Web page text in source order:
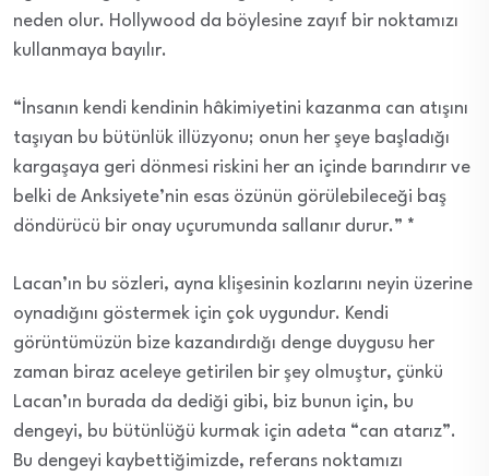
neden olur. Hollywood da böylesine zayıf bir noktamızı
kullanmaya bayılır.
“İnsanın kendi kendinin hâkimiyetini kazanma can atışını
taşıyan bu bütünlük illüzyonu; onun her şeye başladığı
kargaşaya geri dönmesi riskini her an içinde barındırır ve
belki de Anksiyete’nin esas özünün görülebileceği baş
döndürücü bir onay uçurumunda sallanır durur.” *
Lacan’ın bu sözleri, ayna klişesinin kozlarını neyin üzerine
oynadığını göstermek için çok uygundur. Kendi
görüntümüzün bize kazandırdığı denge duygusu her
zaman biraz aceleye getirilen bir şey olmuştur, çünkü
Lacan’ın burada da dediği gibi, biz bunun için, bu
dengeyi, bu bütünlüğü kurmak için adeta “can atarız”.
Bu dengeyi kaybettiğimizde, referans noktamızı